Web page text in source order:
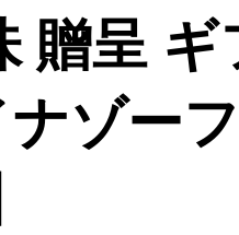
贈呈 ギ
ゾー